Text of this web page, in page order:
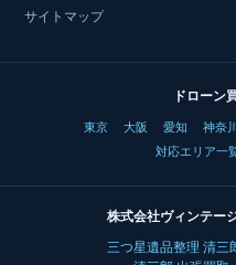
サイトマップ
ドローン
東京
大阪 愛知 神奈
対応エリア一
株式会社ヴィンテー
三つ星遺品整理 清三